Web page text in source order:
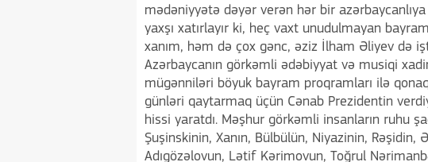
mədəniyyətə dəyər verən hər bir
yaxşı xatırlayır ki, heç vaxt unudulmayan
xanım, həm də çox gənc, əziz İlham Əliyev də
Azərbaycanın görkəmli ədəbiyyat və musiqi
mügənniləri böyuk bayram proqramları ilə
günləri qaytarmaq üçün Cənab Prezidentin
hissi yaratdı. Məşhur görkəmli insanların ruhu
Şuşinskinin, Xanın, Bülbülün, Niyazinin,
Adıgözəlovun, Lətif Kərimovun, Toğrul